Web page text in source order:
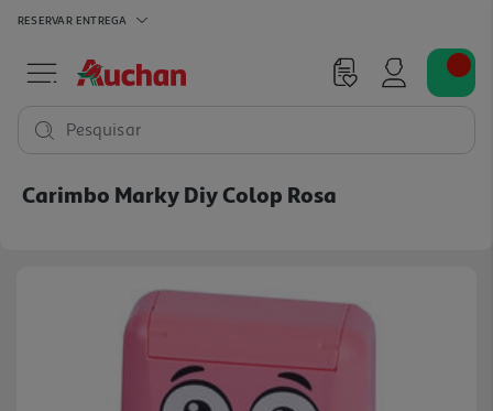
RESERVAR ENTREGA
Pesquisar
Carimbo Marky Diy Colop Rosa